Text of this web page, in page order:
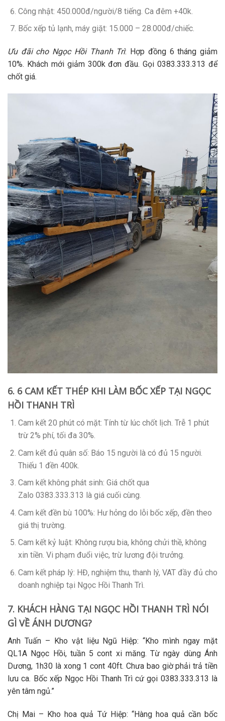
Công nhật: 450.000đ/người/8 tiếng. Ca đêm +40k.
Bốc xếp tủ lạnh, máy giặt: 15.000 – 28.000đ/chiếc.
Ưu đãi cho Ngọc Hồi Thanh Trì: Hợp đồng 6 tháng giảm
10%. Khách mới giảm 300k đơn đầu. Gọi0383.333.313 để
chốt giá.
6. 6 CAM KẾT THÉP KHI LÀM BỐC XẾP TẠI NGỌC
HỒI THANH TRÌ
Cam kết 20 phút có mặt: Tính từ lúc chốt lịch. Trễ 1 phút
trừ 2% phí, tối đa 30%.
Cam kết đủ quân số: Báo 15 người là có đủ 15 người.
Thiếu 1 đền 400k.
Cam kết không phát sinh: Giá chốt qua
Zalo 0383.333.313 là giá cuối cùng.
Cam kết đền bù 100%: Hư hỏng do lỗi bốc xếp, đền theo
giá thị trường.
Cam kết kỷ luật: Không rượu bia, không chửi thề, không
xin tiền. Vi phạm đuổi việc, trừ lương đội trưởng.
Cam kết pháp lý: HĐ, nghiệm thu, thanh lý, VAT đầy đủ cho
doanh nghiệp tại Ngọc Hồi Thanh Trì.
7. KHÁCH HÀNG TẠI NGỌC HỒI THANH TRÌ NÓI
GÌ VỀ ÁNH DƯƠNG?
Anh Tuấn – Kho vật liệu Ngũ Hiệp: “Kho mình ngay mặt
QL1A Ngọc Hồi, tuần 5 cont xi măng. Từ ngày dùng Ánh
Dương, 1h30 là xong 1 cont 40ft. Chưa bao giờ phải trả tiền
lưu ca. Bốc xếp Ngọc Hồi Thanh Trìcứ gọi 0383.333.313 là
yên tâm ngủ.”
Chị Mai – Kho hoa quả Tứ Hiệp: “Hàng hoa quả cần bốc